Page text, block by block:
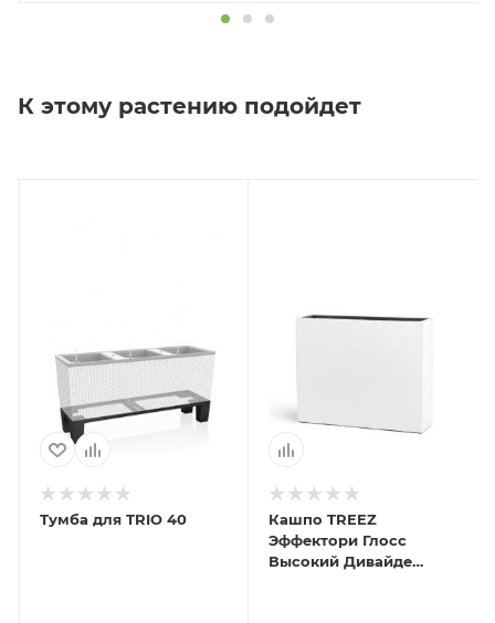
К этому растению подойдет
Тумба для TRIO 40
Кашпо TREEZ
Эффектори Глосс
Высокий Дивайдер